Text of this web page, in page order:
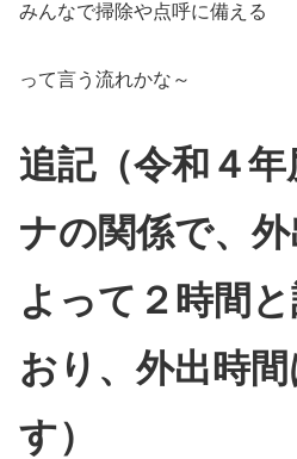
みんなで掃除や点呼に備える
って言う流れかな～
追記（令和４
ナの関係で、
よって２時間
おり、外出 時
す）